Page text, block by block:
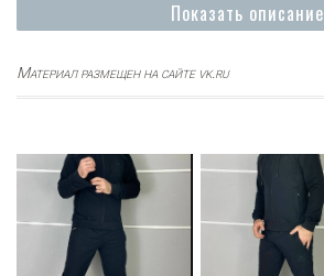
Показать описание
Материал размещен на сайте vk.ru